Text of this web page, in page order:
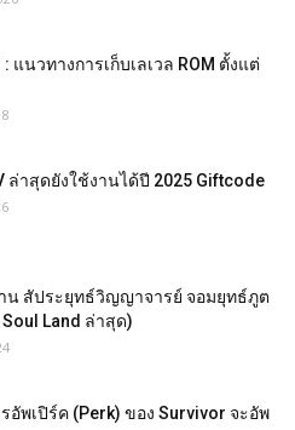
แนวทางการเก็บเลเวล ROM ตั้งแต่
ล่าสุดยังใช้งานได้ปี 2025 Giftcode
น สัประยุทธ์วิญญาจารย์ จอมยุทธ์ภูต
Land ล่าสุด)
รอัพเปิร์ค (Perk) ของ Survivor จะอัพ